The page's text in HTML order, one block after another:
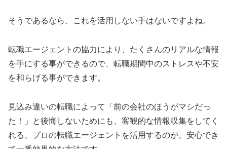
そうであるなら、これを活用しない手はないですよね。
転職エージェントの協力により、たくさんのリアルな情報
を手にする事ができるので、転職期間中のストレスや不安
を和らげる事ができます。
見込み違いの転職によって「前の会社のほうがマシだっ
た！」と後悔しないためにも、客観的な情報収集をしてく
れる、プロの転職エージェントを活用するのが、安心でき